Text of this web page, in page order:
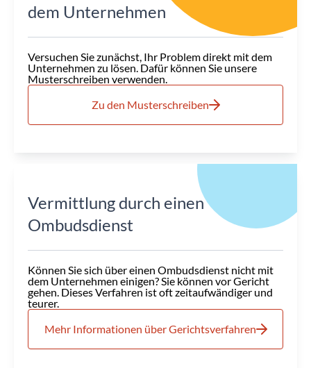
dem Unternehmen
Versuchen Sie zunächst, Ihr Problem direkt mit dem
Unternehmen zu lösen. Dafür können Sie unsere
Musterschreiben verwenden.
Zu den Musterschreiben
Vermittlung durch einen
Ombudsdienst
Können Sie sich über einen Ombudsdienst nicht mit
dem Unternehmen einigen? Sie können vor Gericht
gehen. Dieses Verfahren ist oft zeitaufwändiger und
teurer.
Mehr Informationen über Gerichtsverfahren